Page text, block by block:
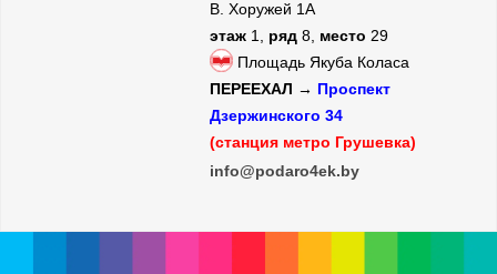
В. Хоружей 1А
этаж 1, ряд 8, место 29
Площадь Якуба Коласа
ПЕРЕЕХАЛ → Проспект
Дзержинского 34
(станция метро Грушевка)
info@podaro4ek.by